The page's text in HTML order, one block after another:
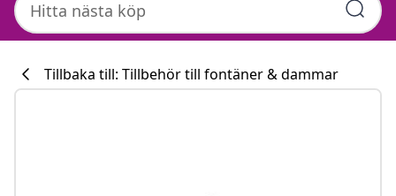
Tillbaka till: Tillbehör till fontäner & dammar